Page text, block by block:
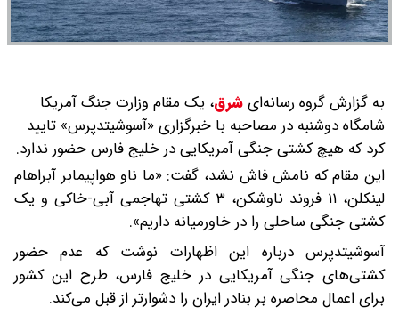
به گزارش گروه رسانه‌ایشرق، یک مقام وزارت جنگ آمریکا
شامگاه دوشنبه در مصاحبه با خبرگزاری «آسوشیتدپرس» تایید
کرد که هیچ کشتی جنگی آمریکایی در خلیج فارس حضور ندارد.
این مقام که نامش فاش نشد، گفت: «ما ناو هواپیمابر آبراهام
لینکلن، ۱۱ فروند ناوشکن، ۳ کشتی تهاجمی آبی-خاکی و یک
کشتی جنگی ساحلی را در خاورمیانه داریم».
آسوشیتدپرس درباره این اظهارات نوشت که عدم حضور
کشتی‌های جنگی آمریکایی در خلیج فارس، طرح این کشور
برای اعمال محاصره بر بنادر ایران را دشوارتر از قبل می‌کند.